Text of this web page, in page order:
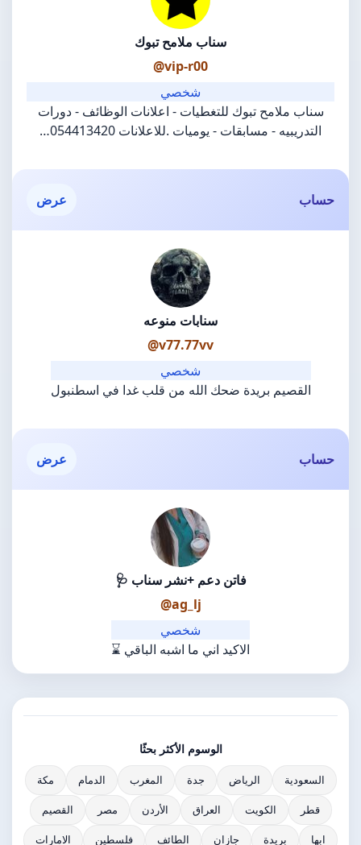
سناب ملامح تبوك
@vip-r00
شخصي
سناب ملامح تبوك للتغطيات - اعلانات الوظائف - دورات
التدريبيه - مسابقات - يوميات .للاعلانات 054413420…
حساب عرض
سنابات منوعه
@v77.77vv
شخصي
القصيم بريدة ضحك الله من قلب غدا في اسطنبول
حساب عرض
فاتن دعم +نشر سناب 🩺
@ag_lj
شخصي
الاكيد اني ما اشبه الباقي ⌛️
الوسوم الأكثر بحثًا
السعودية الرياض جدة المغرب الدمام مكة
قطر الكويت العراق الأردن مصر القصيم
ابها بريدة جازان الطائف فلسطين الامارات